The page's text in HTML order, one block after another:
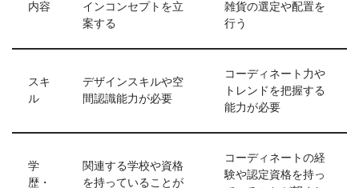
内容
インコンセプトを立
案する
雑貨の選定や配置を
行う
スキ
ル
デザインスキルや空
間認識能力が必要
コーディネート力や
トレンドを把握する
能力が必要
学
歴・
関連する学校や資格
を持っていることが
コーディネートの経
験や認定資格を持っ